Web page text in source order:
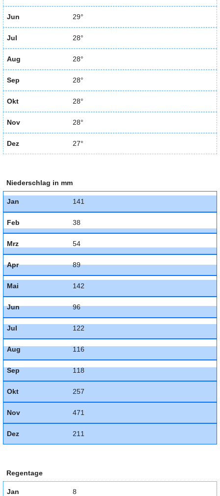
Jun 29°
Jul 28°
Aug 28°
Sep 28°
Okt 28°
Nov 28°
Dez 27°
Niederschlag in mm
Jan 141
Feb 38
Mrz 54
Apr 89
Mai 142
Jun 96
Jul 122
Aug 116
Sep 118
Okt 257
Nov 471
Dez 211
Regentage
Jan 8